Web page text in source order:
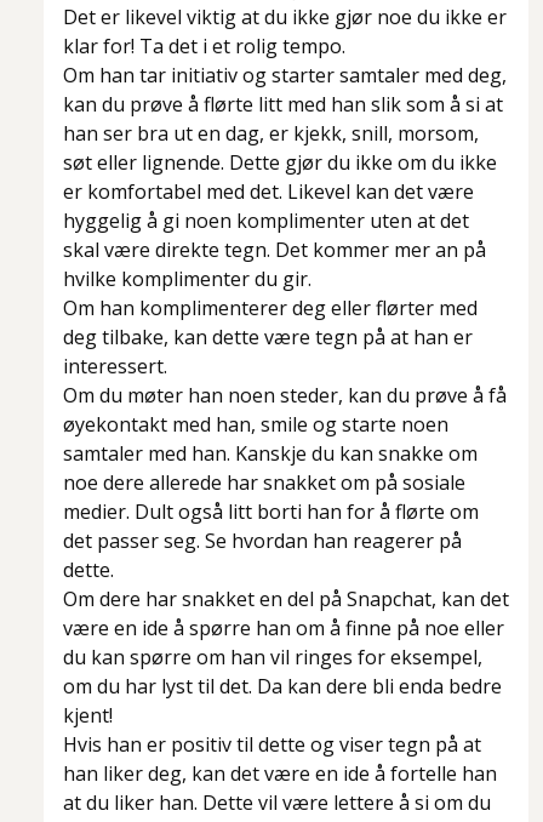
Det er likevel viktig at du ikke gjør noe du ikke er
klar for! Ta det i et rolig tempo.
Om han tar initiativ og starter samtaler med deg,
kan du prøve å flørte litt med han slik som å si at
han ser bra ut en dag, er kjekk, snill, morsom,
søt eller lignende. Dette gjør du ikke om du ikke
er komfortabel med det. Likevel kan det være
hyggelig å gi noen komplimenter uten at det
skal være direkte tegn. Det kommer mer an på
hvilke komplimenter du gir.
Om han komplimenterer deg eller flørter med
deg tilbake, kan dette være tegn på at han er
interessert.
Om du møter han noen steder, kan du prøve å få
øyekontakt med han, smile og starte noen
samtaler med han. Kanskje du kan snakke om
noe dere allerede har snakket om på sosiale
medier. Dult også litt borti han for å flørte om
det passer seg. Se hvordan han reagerer på
dette.
Om dere har snakket en del på Snapchat, kan det
være en ide å spørre han om å finne på noe eller
du kan spørre om han vil ringes for eksempel,
om du har lyst til det. Da kan dere bli enda bedre
kjent!
Hvis han er positiv til dette og viser tegn på at
han liker deg, kan det være en ide å fortelle han
at du liker han. Dette vil være lettere å si om du